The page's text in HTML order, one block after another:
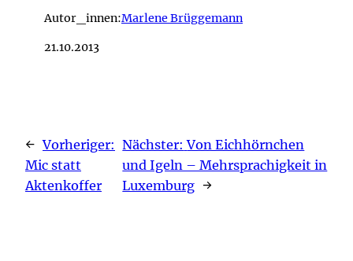
Autor_innen:Marlene Brüggemann
21.10.2013
← Vorheriger:
Mic statt
Aktenkoffer
Nächster: Von Eichhörnchen
und Igeln – Mehrsprachigkeit in
Luxemburg →